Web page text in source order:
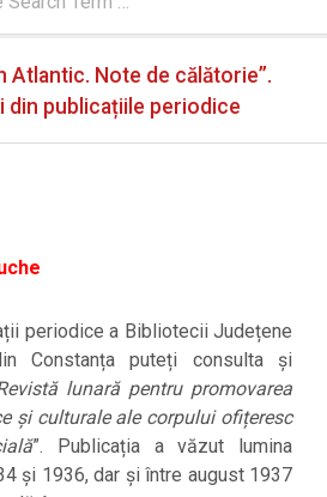
Atlantic. Note de călătorie”.
din publicațiile periodice
periodice a Bibliotecii Județene
Constanța puteți consulta și
lunară pentru promovarea
și culturale ale corpului ofițeresc
”. Publicația a văzut lumina
și 1936, dar și între august 1937